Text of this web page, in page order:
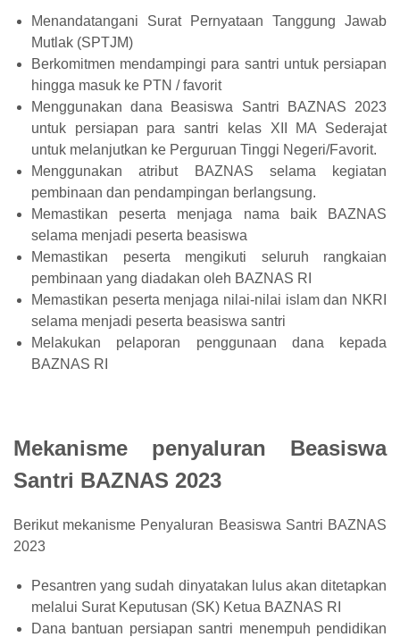
Menandatangani Surat Pernyataan Tanggung Jawab
Mutlak (SPTJM)
Berkomitmen mendampingi para santri untuk persiapan
hingga masuk ke PTN / favorit
Menggunakan dana Beasiswa Santri BAZNAS 2023
untuk persiapan para santri kelas XII MA Sederajat
untuk melanjutkan ke Perguruan Tinggi Negeri/Favorit.
Menggunakan atribut BAZNAS selama kegiatan
pembinaan dan pendampingan berlangsung.
Memastikan peserta menjaga nama baik BAZNAS
selama menjadi peserta beasiswa
Memastikan peserta mengikuti seluruh rangkaian
pembinaan yang diadakan oleh BAZNAS RI
Memastikan peserta menjaga nilai-nilai islam dan NKRI
selama menjadi peserta beasiswa santri
Melakukan pelaporan penggunaan dana kepada
BAZNAS RI
Mekanisme penyaluran Beasiswa
Santri BAZNAS 2023
Berikut mekanisme Penyaluran Beasiswa Santri BAZNAS
2023
Pesantren yang sudah dinyatakan lulus akan ditetapkan
melalui Surat Keputusan (SK) Ketua BAZNAS RI
Dana bantuan persiapan santri menempuh pendidikan